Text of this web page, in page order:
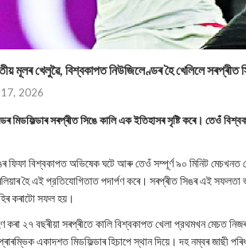
মূলৰ খেলুৱৈ, বিশ্বকাপত নিউজিলেণ্ডৰ হৈ খেলিলে সৰপ্ৰীত
17, 2026
মিডফিল্ডাৰ সৰপ্ৰীত সিঙে কালি এক ইতিহাসৰ সৃষ্টি কৰে। তেওঁ
ফিফা বিশ্বকাপত অভিষেক ঘটে আৰু তেওঁ সম্পূর্ণ ৯০ মিনিট
হৈ এই প্রতিযোগিতাত পদার্পণ কৰে। সৰপ্ৰীত সিঙৰ এই সফলতা
কৰাটো সফল হয়।
কৰা ২৭ বছৰীয়া সৰপ্ৰীতে কালি বিশ্বকাপত খেলা প্রথমখন মেচত
একাদশত মিডফিল্ডাৰ হিচাপে স্থান দিয়ে। দহ নম্বৰ জাছী